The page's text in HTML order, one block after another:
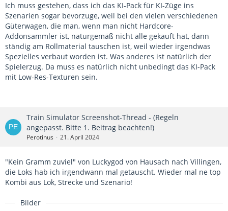
Ich muss gestehen, dass ich das KI-Pack für KI-Züge ins
Szenarien sogar bevorzuge, weil bei den vielen verschiedenen
Güterwagen, die man, wenn man nicht Hardcore-
Addonsammler ist, naturgemäß nicht alle gekauft hat, dann
ständig am Rollmaterial tauschen ist, weil wieder irgendwas
Spezielles verbaut worden ist. Was anderes ist natürlich der
Spielerzug. Da muss es natürlich nicht unbedingt das KI-Pack
mit Low-Res-Texturen sein.
Train Simulator Screenshot-Thread - (Regeln
angepasst. Bitte 1. Beitrag beachten!)
Perotinus 21. April 2024
"Kein Gramm zuviel" von Luckygod von Hausach nach Villingen,
die Loks hab ich irgendwann mal getauscht. Wieder mal ne top
Kombi aus Lok, Strecke und Szenario!
Bilder